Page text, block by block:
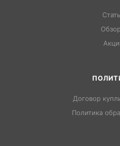
Договор
Политика